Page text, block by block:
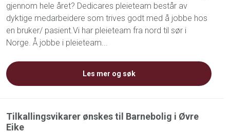
gjennom hele året? Dedicares pleieteam består av
dyktige medarbeidere som trives godt med å jobbe hos
en bruker/ pasient.Vi har pleieteam fra nord til sør i
Norge. Å jobbe i pleieteam...
Les mer og søk
Tilkallingsvikarer ønskes til Barnebolig i Øvre
Eike